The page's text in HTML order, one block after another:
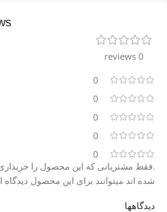
0 reviews
0
0
0
0
0
دیدگاهها
.فقط مشتریانی که این محصول را
شده اند میتوانند برای این محصول دیدگاه